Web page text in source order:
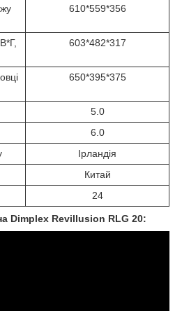
610*559*356
603*482*317
650*395*375
5.0
6.0
Ірландія
Китай
24
Dimplex Revillusion RLG 20: